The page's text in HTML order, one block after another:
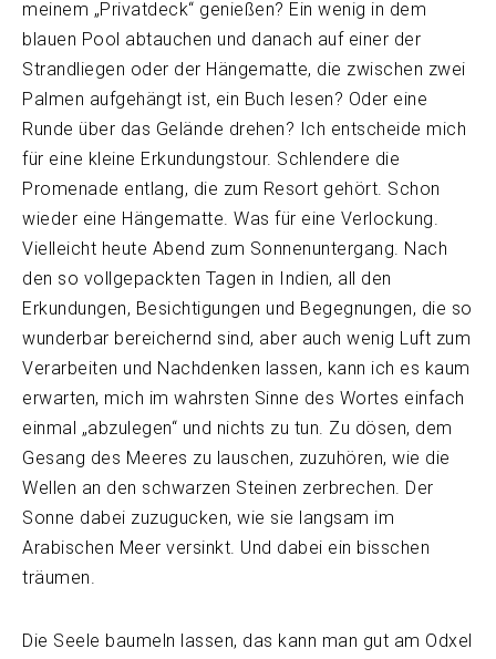
meinem „Privatdeck“ genießen? Ein wenig in dem
blauen Pool abtauchen und danach auf einer der
Strandliegen oder der Hängematte, die zwischen zwei
Palmen aufgehängt ist, ein Buch lesen? Oder eine
Runde über das Gelände drehen? Ich entscheide mich
für eine kleine Erkundungstour. Schlendere die
Promenade entlang, die zum Resort gehört. Schon
wieder eine Hängematte. Was für eine Verlockung.
Vielleicht heute Abend zum Sonnenuntergang. Nach
den so vollgepackten Tagen in Indien, all den
Erkundungen, Besichtigungen und Begegnungen, die so
wunderbar bereichernd sind, aber auch wenig Luft zum
Verarbeiten und Nachdenken lassen, kann ich es kaum
erwarten, mich im wahrsten Sinne des Wortes einfach
einmal „abzulegen“ und nichts zu tun. Zu dösen, dem
Gesang des Meeres zu lauschen, zuzuhören, wie die
Wellen an den schwarzen Steinen zerbrechen. Der
Sonne dabei zuzugucken, wie sie langsam im
Arabischen Meer versinkt. Und dabei ein bisschen
träumen.
Die Seele baumeln lassen, das kann man gut am Odxel